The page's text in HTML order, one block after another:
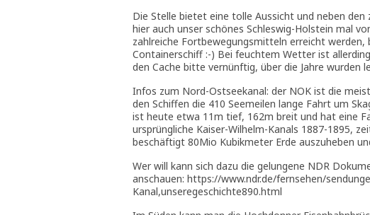
Die Stelle bietet eine tolle Aussicht und neben
hier auch unser schönes Schleswig-Holstein mal
zahlreiche Fortbewegungsmitteln erreicht werden,
Containerschiff :-) Bei feuchtem Wetter ist
den Cache bitte vernünftig, über die Jahre wurden
Infos zum Nord-Ostseekanal: der NOK ist die
den Schiffen die 410 Seemeilen lange Fahrt um
ist heute etwa 11m tief, 162m breit und hat eine
ursprüngliche Kaiser-Wilhelm-Kanals 1887-1895,
beschäftigt 80Mio Kubikmeter Erde auszuheben
Wer will kann sich dazu die gelungene NDR
anschauen: https://www.ndr.de/fernsehen/
Kanal,unseregeschichte890.html